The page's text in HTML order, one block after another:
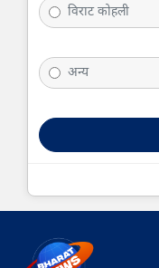
विराट कोहली
अन्य